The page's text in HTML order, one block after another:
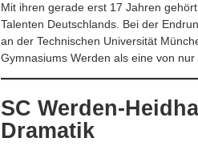
Mit ihren gerade erst 17 Jahren
Talenten Deutschlands. Bei der
an der Technischen Universität
Gymnasiums Werden als eine von
SC Werden-
Dramatik